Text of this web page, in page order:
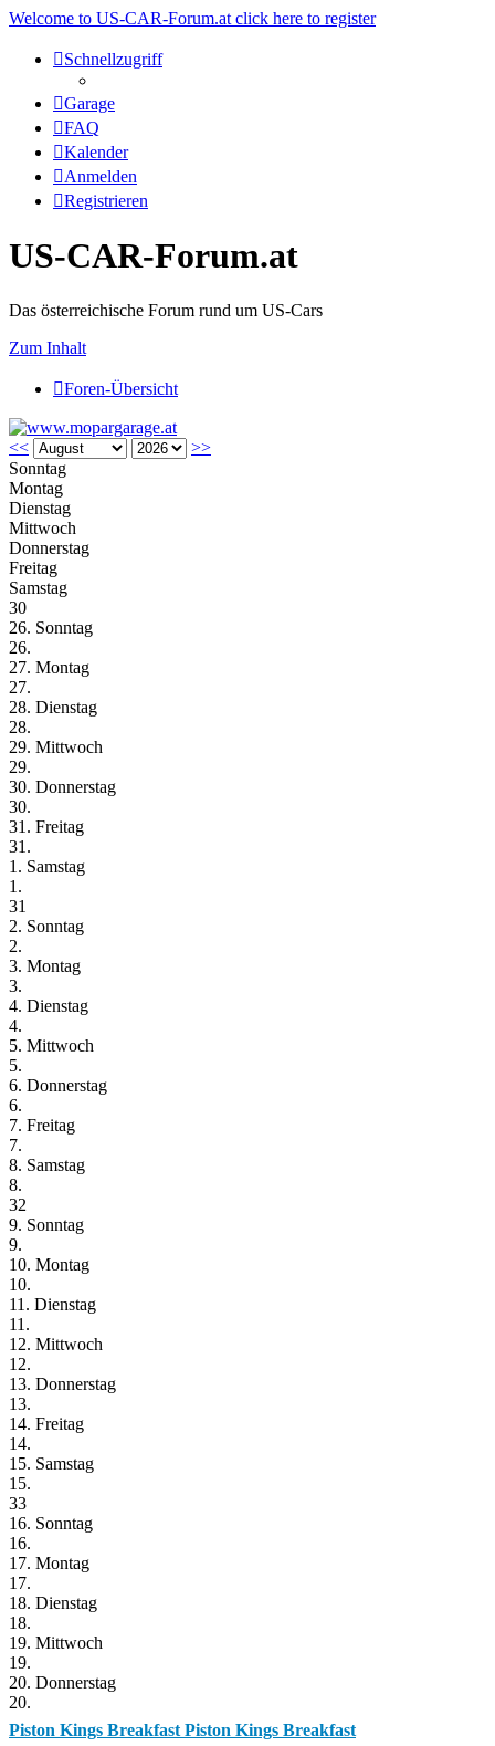
Welcome to US-CAR-Forum.at click here to register
Schnellzugriff
Garage
FAQ
Kalender
Anmelden
Registrieren
US-CAR-Forum.at
Das österreichische Forum rund um US-Cars
Zum Inhalt
Foren-Übersicht
<<
>>
Sonntag
Montag
Dienstag
Mittwoch
Donnerstag
Freitag
Samstag
30
26. Sonntag
26.
27. Montag
27.
28. Dienstag
28.
29. Mittwoch
29.
30. Donnerstag
30.
31. Freitag
31.
1. Samstag
1.
31
2. Sonntag
2.
3. Montag
3.
4. Dienstag
4.
5. Mittwoch
5.
6. Donnerstag
6.
7. Freitag
7.
8. Samstag
8.
32
9. Sonntag
9.
10. Montag
10.
11. Dienstag
11.
12. Mittwoch
12.
13. Donnerstag
13.
14. Freitag
14.
15. Samstag
15.
33
16. Sonntag
16.
17. Montag
17.
18. Dienstag
18.
19. Mittwoch
19.
20. Donnerstag
20.
Piston Kings Breakfast Piston Kings Breakfast